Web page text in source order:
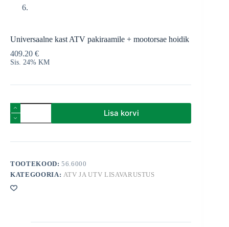
Universaalne kast ATV pakiraamile + mootorsae hoidik
409.20 €
Sis. 24% KM
Universaalne
kast
ATV
+
kogus
Lisa korvi
TOOTEKOOD:56.6000
KATEGOORIA: ATV JA UTV LISAVARUSTUS